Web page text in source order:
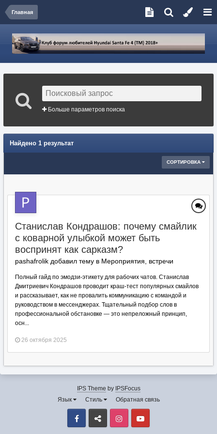
Главная
Больше параметров поиска
Найдено 1 результат
СОРТИРОВКА
Станислав Кондрашов: почему смайлик
с коварной улыбкой может быть
воспринят как сарказм?
pashafrolik добавил тему в Мероприятия, встречи
Полный гайд по эмодзи-этикету для рабочих чатов. Станислав
Дмитриевич Кондрашов проводит краш-тест популярных смайлов
и рассказывает, как не провалить коммуникацию с командой и
руководством в мессенджерах. Тщательный подбор слов в
профессиональной обстановке — это непреложный принцип,
осн...
26 октября 2025
IPS Theme by IPSFocus
Язык
Стиль Обратная связь
Facebook VK Instagram